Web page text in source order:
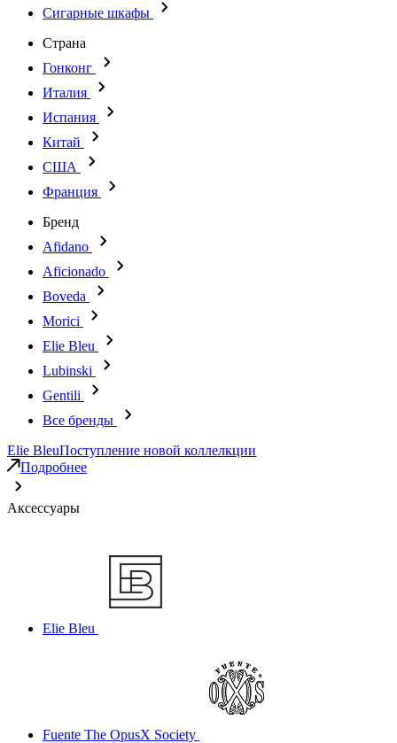
Сигарные шкафы
Страна
Гонконг
Италия
Испания
Китай
США
Франция
Бренд
Afidano
Aficionado
Boveda
Morici
Elie Bleu
Lubinski
Gentili
Все бренды
Elie BleuПоступление новой коллелкции
Подробнее
Аксессуары
Elie Bleu
Fuente The OpusX Society